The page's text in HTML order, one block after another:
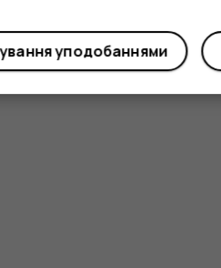
уподобаннями